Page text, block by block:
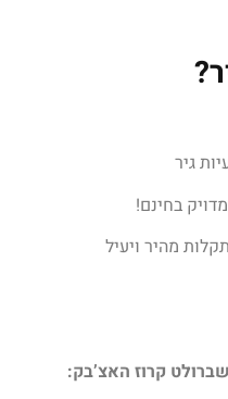
גיר
בחינם!
מהיר ויעיל
קרוז האצ’בק: